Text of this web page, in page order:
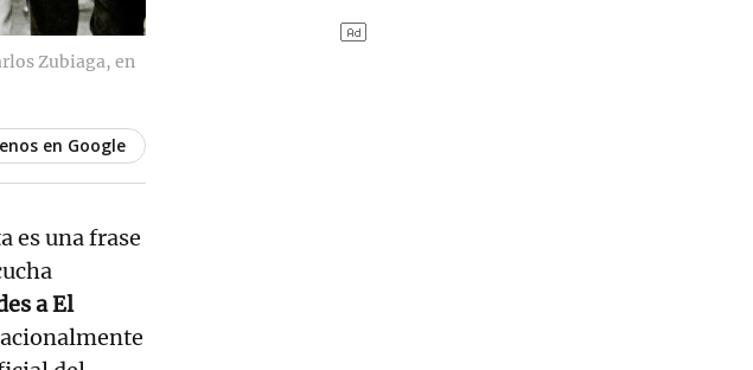
Zubiaga, en
en Google
es una frase
a El